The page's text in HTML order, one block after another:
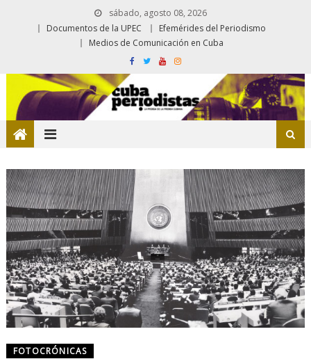
sábado, agosto 08, 2026
Documentos de la UPEC
Efemérides del Periodismo
Medios de Comunicación en Cuba
FOTOCRÓNICAS